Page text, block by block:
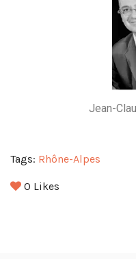
Jean-
Tags: Rhône-Alpes
0 Likes